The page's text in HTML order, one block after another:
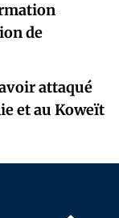
de
attaqué
et au Koweït